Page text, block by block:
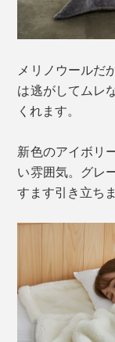
メリノウールだ
は逃がしてムレ
くれます。
新色のアイボリ
い雰囲気。グレ
すます引き立ちま